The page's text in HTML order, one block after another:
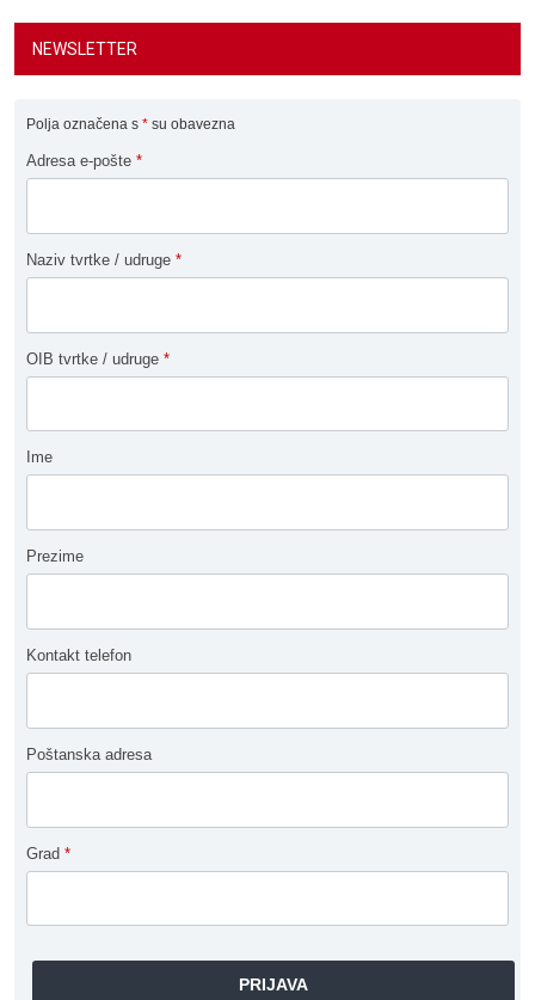
NEWSLETTER
Polja označena s * su obavezna
Adresa e-pošte *
Naziv tvrtke / udruge *
OIB tvrtke / udruge *
Ime
Prezime
Kontakt telefon
Poštanska adresa
Grad *